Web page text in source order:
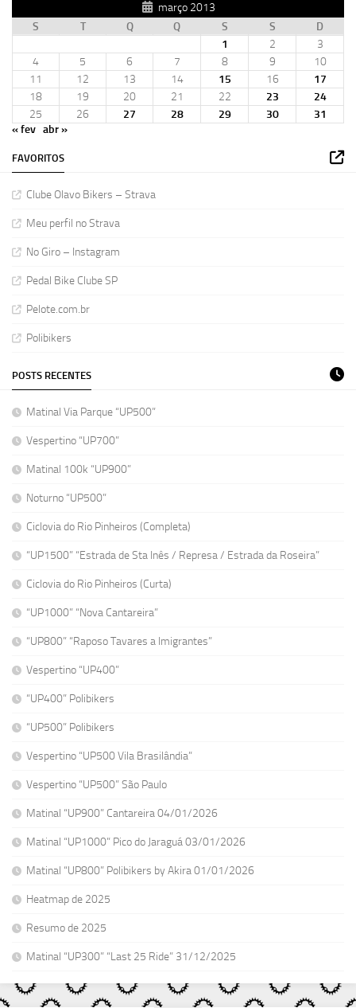
março 2013
S
T Q Q S S
D
1
2
3
4
5 6 7 8 9
10
11
12 13 14 15 16
17
18
19 20 21 22 23
24
25
26 27 28 29 30
31
« fev abr »
FAVORITOS
Clube Olavo Bikers – Strava
Meu perfil no Strava
No Giro – Instagram
Pedal Bike Clube SP
Pelote.com.br
Polibikers
POSTS RECENTES
Matinal Via Parque “UP500”
Vespertino “UP700”
Matinal 100k “UP900”
Noturno “UP500”
Ciclovia do Rio Pinheiros (Completa)
“UP1500” “Estrada de Sta Inês / Represa / Estrada da Roseira”
Ciclovia do Rio Pinheiros (Curta)
“UP1000” “Nova Cantareira”
“UP800” “Raposo Tavares a Imigrantes”
Vespertino “UP400”
“UP400” Polibikers
“UP500” Polibikers
Vespertino “UP500 Vila Brasilândia”
Vespertino “UP500” São Paulo
Matinal “UP900” Cantareira 04/01/2026
Matinal “UP1000” Pico do Jaraguá 03/01/2026
Matinal “UP800” Polibikers by Akira 01/01/2026
Heatmap de 2025
Resumo de 2025
Matinal “UP300” “Last 25 Ride” 31/12/2025